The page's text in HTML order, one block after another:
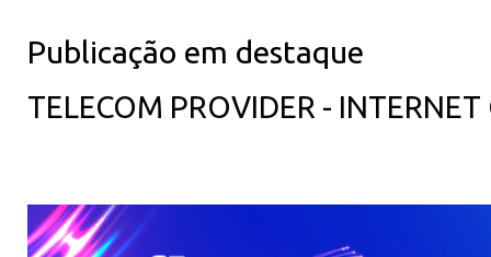
Publicação em destaque
TELECOM PROVIDER -